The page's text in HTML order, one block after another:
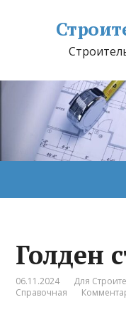
Голден
06.11.2024 Для
Справочная